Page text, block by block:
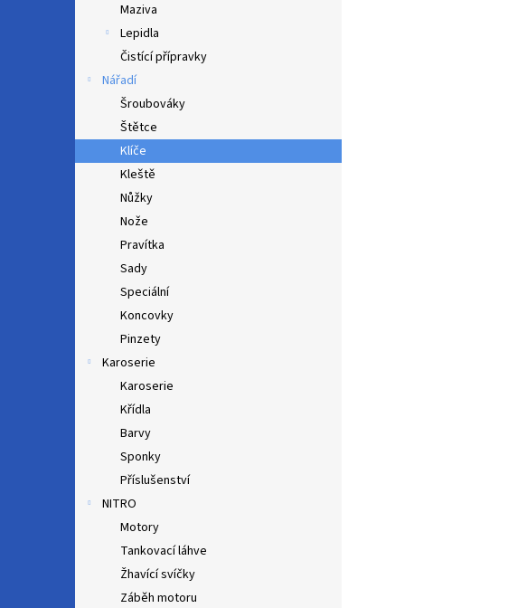
Maziva
Lepidla
Čistící přípravky
Nářadí
Šroubováky
Štětce
Klíče
Kleště
Nůžky
Nože
Pravítka
Sady
Speciální
Koncovky
Pinzety
Karoserie
Karoserie
Křídla
Barvy
Sponky
Příslušenství
NITRO
Motory
Tankovací láhve
Žhavící svíčky
Záběh motoru